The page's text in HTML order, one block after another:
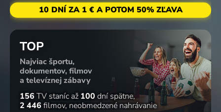
10 DNÍ ZA 1 € A POTOM 50% ZĽAVA
TOP
Najviac športu,
dokumentov, filmov
a televíznej zábavy
156 TV staníc až 100 dní spätne
2 446 filmov neobmedzené nahrávanie